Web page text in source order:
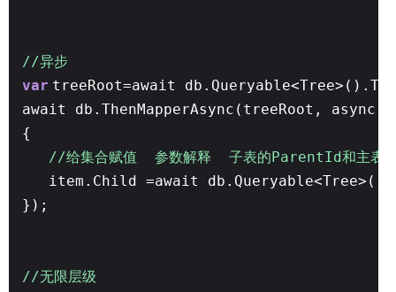
//异步
var treeRoot=await
await db.ThenMapperAsync(treeRoot, async
{
//给集合赋值 参数解释 子表的ParentId和主表
item.Child =await
});
//无限层级